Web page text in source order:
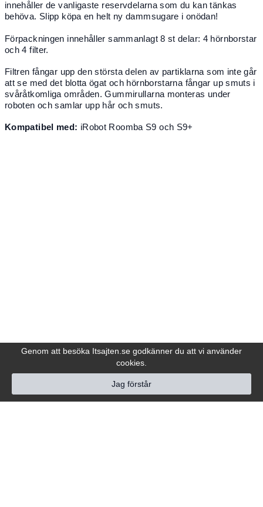
Genom att besöka Itsajten.se godkänner du att vi använder
cookies.
Jag förstår
innehåller de vanligaste reservdelarna som du kan tänkas
behöva. Slipp köpa en helt ny dammsugare i onödan!
Förpackningen innehåller sammanlagt 8 st delar: 4 hörnborstar
och 4 filter.
Filtren fångar upp den största delen av partiklarna som inte går
att se med det blotta ögat och hörnborstarna fångar up smuts i
svåråtkomliga områden. Gummirullarna monteras under
roboten och samlar upp hår och smuts.
Kompatibel med: iRobot Roomba S9 och S9+